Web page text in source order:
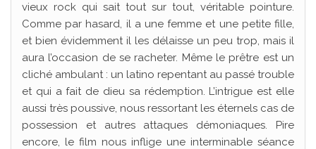
vieux rock qui sait tout sur tout, véritable pointure.
Comme par hasard, il a une femme et une petite fille,
et bien évidemment il les délaisse un peu trop, mais il
aura l’occasion de se racheter. Même le prêtre est un
cliché ambulant : un latino repentant au passé trouble
et qui a fait de dieu sa rédemption. L’intrigue est elle
aussi très poussive, nous ressortant les éternels cas de
possession et autres attaques démoniaques. Pire
encore, le film nous inflige une interminable séance